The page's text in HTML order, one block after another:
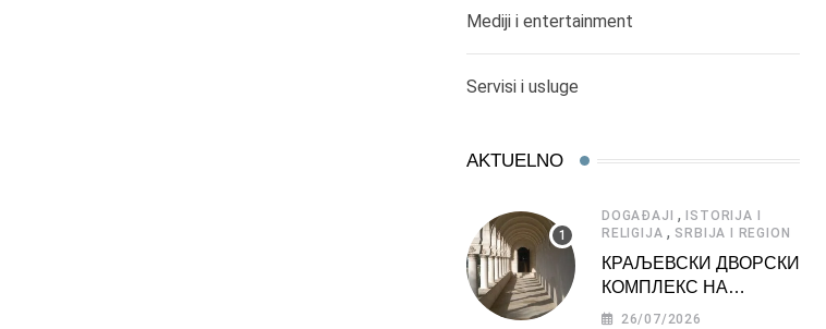
Mediji i entertainment
Servisi i usluge
AKTUELNO
DOGAĐAJI , ISTORIJA I
RELIGIJA , SRBIJA I REGION
КРАЉЕВСКИ ДВОРСКИ
КОМПЛЕКС НА
ДЕДИЊУ –
26/07/2026